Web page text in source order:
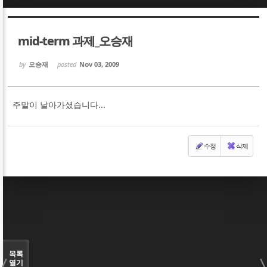
mid-term 과제_오승재
by 오승재 posted Nov 03, 2009
주말이 날아가셨습니다...
수정 삭제
목록
열기
Sketchbook5, 스케치북5
Sketchbook5, 스케치북5
Sketchbook5, 스케치북5
Sketchbook5, 스케치북5